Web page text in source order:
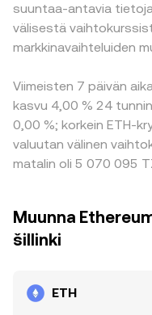
suuntaa-antavia
välisestä
markkinavaihteluiden
Viimeisten 7 päivän
kasvu 4,00 % 24
0,00 %; korkein ETH-
valuutan välinen
matalin oli 5 070 095
Muunna
šillinki
ETH